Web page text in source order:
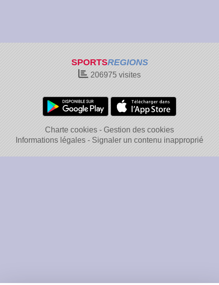
SPORTSREGIONS
206975 visites
Charte cookies
Gestion des cookies
Informations légales
Signaler un contenu inapproprié